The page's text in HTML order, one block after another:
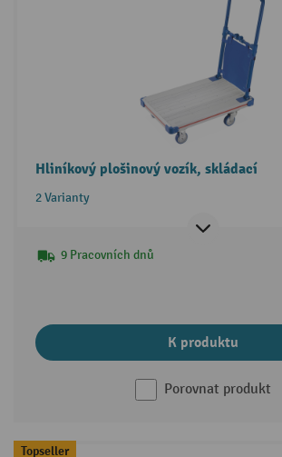
Hliníkový plošinový vozík, skládací
2 Varianty
9 Pracovních dnů
K produktu
Porovnat produkt
Topseller